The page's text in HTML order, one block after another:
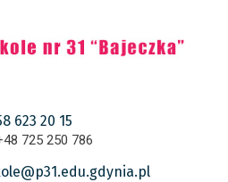
623 20 15
725 250 786